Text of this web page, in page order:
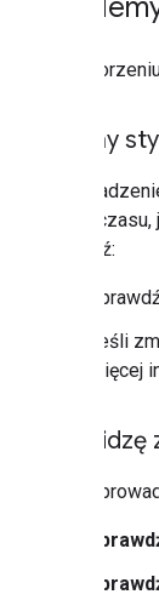
Po
Zmiany
więcej
sprawdź:
Jeśli
Nie
Jeśli